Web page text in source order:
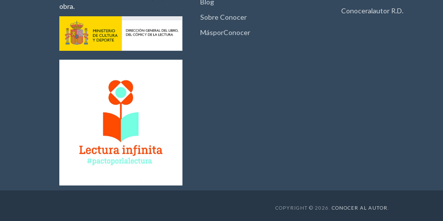
obra.
Sobre Conocer
MásporConocer
Conoceralautor R.D.
COPYRIGHT © 2026. CONOCER AL AUTOR